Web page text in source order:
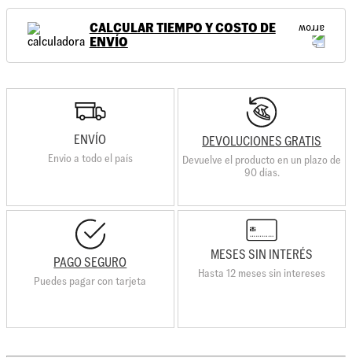
CALCULAR TIEMPO Y COSTO DE
ENVÍO
ENVÍO
Envio a todo el país
DEVOLUCIONES GRATIS
Devuelve el producto en un plazo de
90 días.
PAGO SEGURO
Puedes pagar con tarjeta
MESES SIN INTERÉS
Hasta 12 meses sin intereses